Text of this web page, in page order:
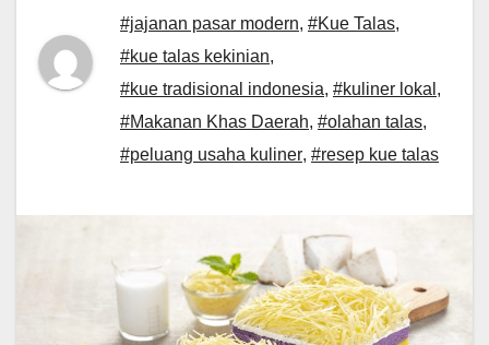
#jajanan pasar modern, #Kue Talas,
#kue talas kekinian,
#kue tradisional indonesia, #kuliner lokal ,
#Makanan Khas Daerah, #olahan talas,
#peluang usaha kuliner, #resep kue talas